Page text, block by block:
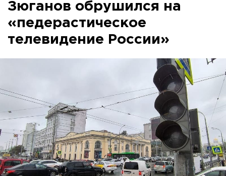
Зюганов обрушился на
«педерастическое
телевидение России»